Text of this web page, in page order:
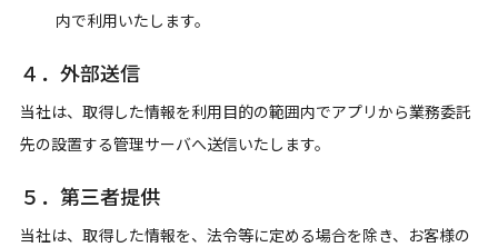
内で利用いたします。
４．外部送信
当社は、取得した情報を利用目的の範囲内でアプリから業務委託
先の設置する管理サーバへ送信いたします。
５．第三者提供
当社は、取得した情報を、法令等に定める場合を除き、お客様の